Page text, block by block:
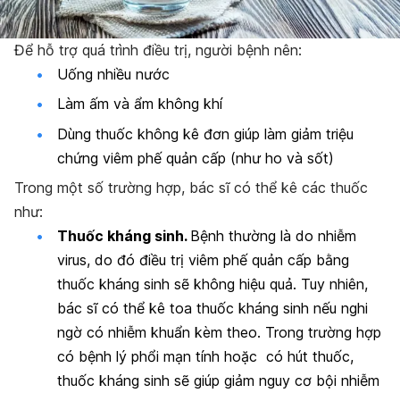
Để hỗ trợ quá trình điều trị, người bệnh nên:
Uống nhiều nước
Làm ấm và ẩm không khí
Dùng thuốc không kê đơn giúp làm giảm triệu
chứng viêm phế quản cấp (như ho và sốt)
Trong một số trường hợp, bác sĩ có thể kê các thuốc
như:
Thuốc kháng sinh. Bệnh thường là do nhiễm
virus, do đó điều trị viêm phế quản cấp bằng
thuốc kháng sinh sẽ không hiệu quả. Tuy nhiên,
bác sĩ có thể kê toa thuốc kháng sinh nếu nghi
ngờ có nhiễm khuẩn kèm theo. Trong trường hợp
có bệnh lý phổi mạn tính hoặc có hút thuốc,
thuốc kháng sinh sẽ giúp giảm nguy cơ bội nhiễm